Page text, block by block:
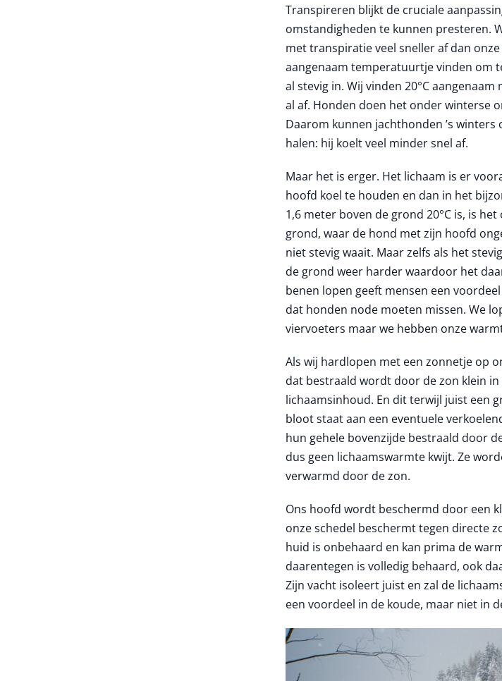
Transpireren blijkt de cruciale
omstandigheden te kunnen presteren.
met transpiratie veel sneller af dan
aangenaam temperatuurtje vinden om
al stevig in. Wij vinden 20°C
al af. Honden doen het onder winterse
Daarom kunnen jachthonden ’s
halen: hij koelt veel minder snel af.
Maar het is erger. Het lichaam is er
hoofd koel te houden en dan in het
1,6 meter boven de grond 20°C is, is
grond, waar de hond met zijn hoofd
niet stevig waait. Maar zelfs als het
de grond weer harder waardoor het
benen lopen geeft mensen een
dat honden node moeten missen. We
viervoeters maar we hebben onze
Als wij hardlopen met een zonnetje op
dat bestraald wordt door de zon klein
lichaamsinhoud. En dit terwijl juist een
bloot staat aan een eventuele
hun gehele bovenzijde bestraald door
dus geen lichaamswarmte kwijt. Ze
verwarmd door de zon.
Ons hoofd wordt beschermd door een
onze schedel beschermt tegen directe
huid is onbehaard en kan prima de
daarentegen is volledig behaard, ook
Zijn vacht isoleert juist en zal de
een voordeel in de koude, maar niet in